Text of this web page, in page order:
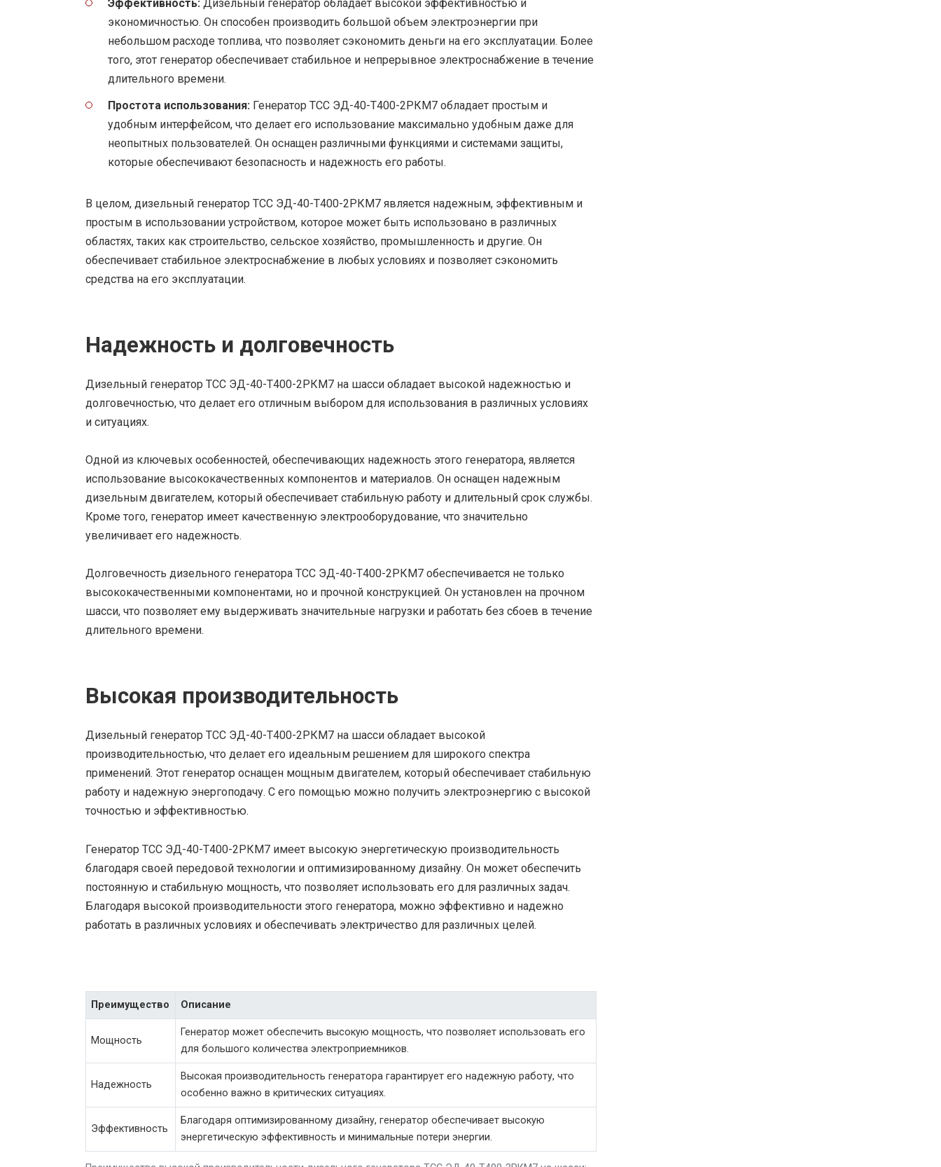
Эффективность: Дизельный генератор обладает высокой эффективностью и
экономичностью. Он способен производить большой объем электроэнергии при
небольшом расходе топлива, что позволяет сэкономить деньги на его эксплуатации. Более
того, этот генератор обеспечивает стабильное и непрерывное электроснабжение в течение
длительного времени.
Простота использования: Генератор ТСС ЭД-40-Т400-2РКМ7 обладает простым и
удобным интерфейсом, что делает его использование максимально удобным даже для
неопытных пользователей. Он оснащен различными функциями и системами защиты,
которые обеспечивают безопасность и надежность его работы.
В целом, дизельный генератор ТСС ЭД-40-Т400-2РКМ7 является надежным, эффективным и
простым в использовании устройством, которое может быть использовано в различных
областях, таких как строительство, сельское хозяйство, промышленность и другие. Он
обеспечивает стабильное электроснабжение в любых условиях и позволяет сэкономить
средства на его эксплуатации.
Надежность и долговечность
Дизельный генератор ТСС ЭД-40-Т400-2РКМ7 на шасси обладает высокой надежностью и
долговечностью, что делает его отличным выбором для использования в различных условиях
и ситуациях.
Одной из ключевых особенностей, обеспечивающих надежность этого генератора, является
использование высококачественных компонентов и материалов. Он оснащен надежным
дизельным двигателем, который обеспечивает стабильную работу и длительный срок службы.
Кроме того, генератор имеет качественную электрооборудование, что значительно
увеличивает его надежность.
Долговечность дизельного генератора ТСС ЭД-40-Т400-2РКМ7 обеспечивается не только
высококачественными компонентами, но и прочной конструкцией. Он установлен на прочном
шасси, что позволяет ему выдерживать значительные нагрузки и работать без сбоев в течение
длительного времени.
Высокая производительность
Дизельный генератор ТСС ЭД-40-Т400-2РКМ7 на шасси обладает высокой
производительностью, что делает его идеальным решением для широкого спектра
применений. Этот генератор оснащен мощным двигателем, который обеспечивает стабильную
работу и надежную энергоподачу. С его помощью можно получить электроэнергию с высокой
точностью и эффективностью.
Генератор ТСС ЭД-40-Т400-2РКМ7 имеет высокую энергетическую производительность
благодаря своей передовой технологии и оптимизированному дизайну. Он может обеспечить
постоянную и стабильную мощность, что позволяет использовать его для различных задач.
Благодаря высокой производительности этого генератора, можно эффективно и надежно
работать в различных условиях и обеспечивать электричество для различных целей.
Преимущество Описание
Мощность
Генератор может обеспечить высокую мощность, что позволяет использовать его
для большого количества электроприемников.
Надежность
Высокая производительность генератора гарантирует его надежную работу, что
особенно важно в критических ситуациях.
Эффективность
Благодаря оптимизированному дизайну, генератор обеспечивает высокую
энергетическую эффективность и минимальные потери энергии.